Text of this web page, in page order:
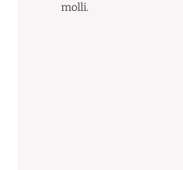
molli.